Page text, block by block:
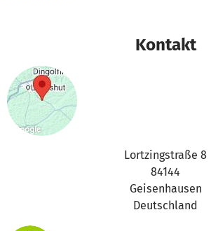
Kontakt
Lortzingstraße 8
84144
Geisenhausen
Deutschland